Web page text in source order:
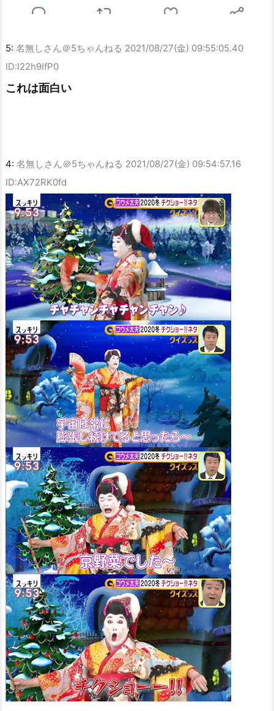
5: 名無しさん＠5ちゃんねる 2021/08/27(金) 09:55:05.40
ID:I22h9IfP0
これは面白い
4: 名無しさん＠5ちゃんねる 2021/08/27(金) 09:54:57.16
ID:AX72RK0fd